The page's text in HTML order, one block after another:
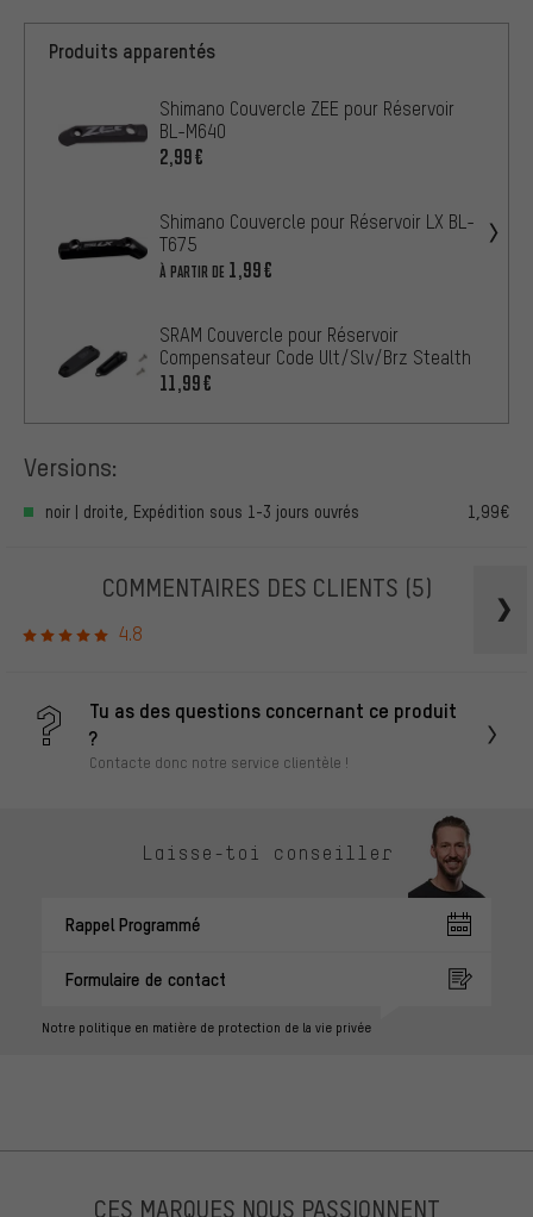
Produits apparentés
Shimano Couvercle ZEE pour Réservoir
BL-M640
2,99€
Shimano Couvercle pour Réservoir LX BL-
T675
À PARTIR DE 1,99€
SRAM Couvercle pour Réservoir
Compensateur Code Ult/Slv/Brz Stealth
11,99€
Versions:
noir | droite, Expédition sous 1-3 jours ouvrés 1,99€
COMMENTAIRES DES CLIENTS (5)
4.8
Tu as des questions concernant ce produit
?
Contacte donc notre service clientèle !
Laisse-toi conseiller
Rappel Programmé
Formulaire de contact
Notre politique en matière de protection de la vie privée
CES MARQUES NOUS PASSIONNENT